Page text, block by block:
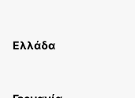
Ελλάδα